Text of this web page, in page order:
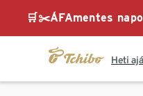
🛒✂️ÁFAmentes
Heti